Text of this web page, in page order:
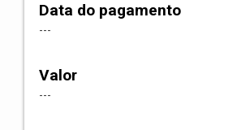
Data do pagamento
---
Valor
---